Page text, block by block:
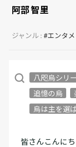
阿部 智里
ジャンル :#エンタ
八咫烏シリ
追憶の烏
烏は主を選
皆さんこんに